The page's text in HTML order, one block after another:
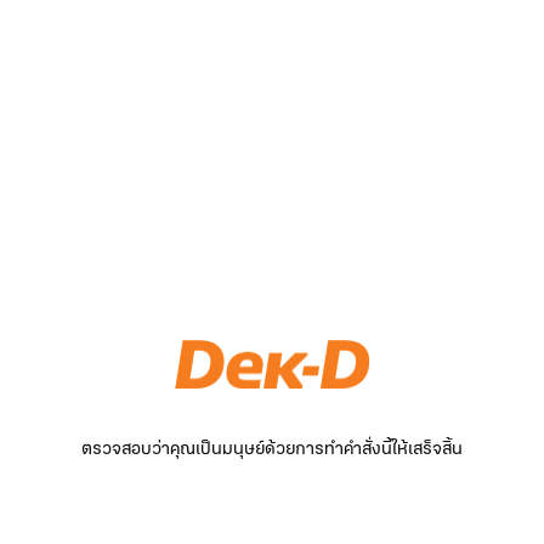
ตรวจสอบว่าคุณเป็นมนุษย์ด้วยการทำคำสั่งนี้ให้เสร็จสิ้น